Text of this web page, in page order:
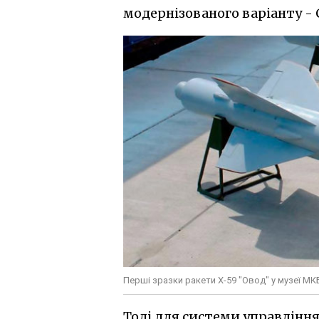
модернізованого варіанту
Перші зразки ракети Х-59 "Овод" у музеї